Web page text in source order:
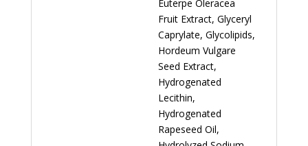
Euterpe Oleracea
Fruit Extract, Glyceryl
Caprylate, Glycolipids,
Hordeum Vulgare
Seed Extract,
Hydrogenated
Lecithin,
Hydrogenated
Rapeseed Oil,